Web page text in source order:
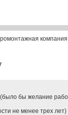
бы желание
не менее трех лет)